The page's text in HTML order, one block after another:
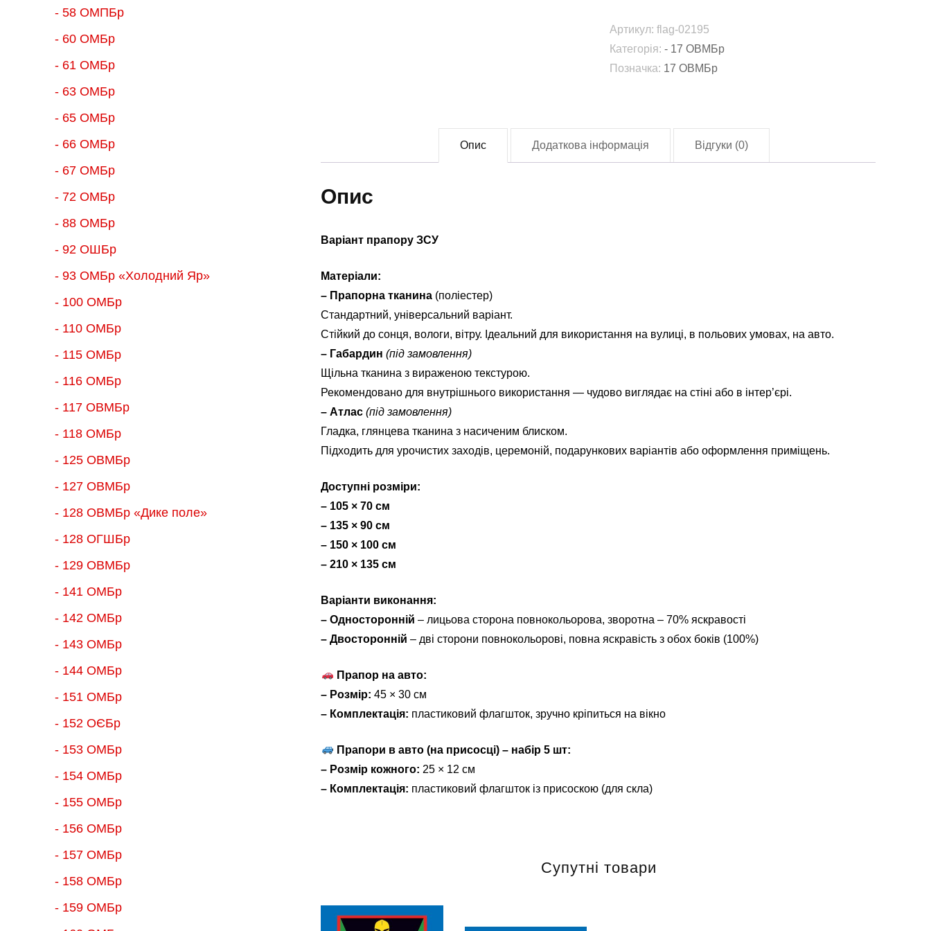
механізована
Криворізька
бригада
Пестушка
(17
Артикул:flag-02195
Категорія:- 17 ОВМБр
Позначка: 17 ОВМБр
Опис Додаткова інформація Відгуки (0)
Опис
Варіант прапору ЗСУ
Матеріали:
– Прапорна тканина (поліестер)
Стандартний, універсальний варіант.
Стійкий до сонця, вологи, вітру. Ідеальний для використання на вулиці, в польових умовах, на авто.
– Габардин (під замовлення)
Щільна тканина з вираженою текстурою.
Рекомендовано для внутрішнього використання — чудово виглядає на стіні або в інтер’єрі.
– Атлас (під замовлення)
Гладка, глянцева тканина з насиченим блиском.
Підходить для урочистих заходів, церемоній, подарункових варіантів або оформлення приміщень.
Доступні розміри:
– 105 × 70 см
– 135 × 90 см
– 150 × 100 см
– 210 × 135 см
Варіанти виконання:
– Односторонній – лицьова сторона повнокольорова, зворотна – 70% яскравості
– Двосторонній – дві сторони повнокольорові, повна яскравість з обох боків (100%)
Прапор на авто:
– Розмір: 45 × 30 см
– Комплектація: пластиковий флагшток, зручно кріпиться на вікно
Прапори в авто (на присосці) – набір 5 шт:
– Розмір кожного: 25 × 12 см
– Комплектація: пластиковий флагшток із присоскою (для скла)
Супутні товари
- 58 ОМПБр
- 60 ОМБр
- 61 ОМБр
- 63 ОМБр
- 65 ОМБр
- 66 ОМБр
- 67 ОМБр
- 72 ОМБр
- 88 ОМБр
- 92 ОШБр
- 93 ОМБр «Холодний Яр»
- 100 ОМБр
- 110 ОМБр
- 115 ОМБр
- 116 ОМБр
- 117 ОВМБр
- 118 ОМБр
- 125 ОВМБр
- 127 ОВМБр
- 128 ОВМБр «Дике поле»
- 128 ОГШБр
- 129 ОВМБр
- 141 ОМБр
- 142 ОМБр
- 143 ОМБр
- 144 ОМБр
- 151 ОМБр
- 152 ОЄБр
- 153 ОМБр
- 154 ОМБр
- 155 ОMБр
- 156 ОMБр
- 157 ОМБр
- 158 ОМБр
- 159 ОМБр